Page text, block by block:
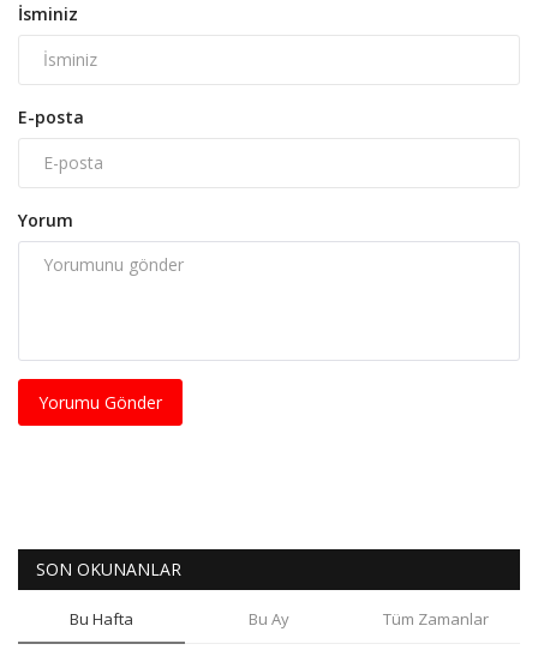
İsminiz
E-posta
Yorum
Yorumu Gönder
SON OKUNANLAR
Bu Hafta Bu Ay Tüm Zamanlar